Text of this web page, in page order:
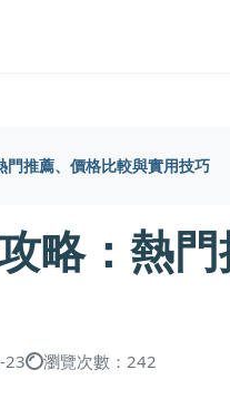
門推薦、價格比較與實用技巧
略：熱
23 瀏覽次數：242